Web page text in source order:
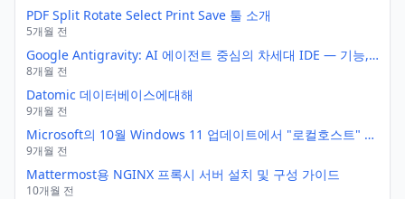
PDF Split Rotate Select Print Save 툴 소개
5개월 전
Google Antigravity: AI 에이전트 중심의 차세대 IDE — 기능, 장점, 그리고 Cursor와의 비교
8개월 전
Datomic 데이터베이스에대해
9개월 전
Microsoft의 10월 Windows 11 업데이트에서 "로컬호스트" 기능이 작동하지 않아 HTTP/2를 통해 127.0.0.1로 다시 연결하는 애플리케이션이 제대로 작동하지 않게 되었습니다.
9개월 전
Mattermost용 NGINX 프록시 서버 설치 및 구성 가이드
10개월 전